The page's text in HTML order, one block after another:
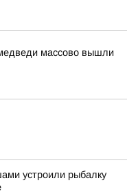
массово вышли
устроили рыбалку